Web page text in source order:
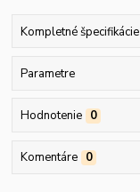
Kompletné špecifikácie
Parametre
Hodnotenie 0
Komentáre 0